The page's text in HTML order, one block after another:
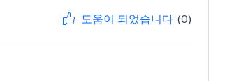
도움이 되었습니다 (0)